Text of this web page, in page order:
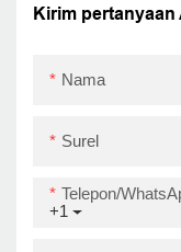
Sticker Barcode
Kirim pertanyaan
Nama
Surel
+1
Telepon/